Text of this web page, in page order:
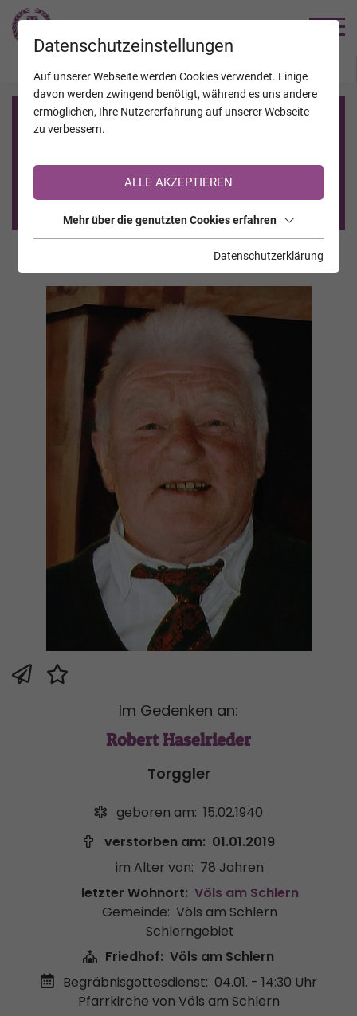
Registrierung auf TrauerHilfe.it
Sie sind noch nicht auf TrauerHilfe.it registriert?
>> zur kostenlosen Registrierung <<
Im Gedenken an:
Robert Haselrieder
Torggler
geboren am: 15.02.1940
verstorben am: 01.01.2019
im Alter von: 78 Jahren
letzter Wohnort: Völs am Schlern
Gemeinde: Völs am Schlern
Schlerngebiet
Friedhof: Völs am Schlern
Begräbnisgottesdienst: 04.01. - 14:30 Uhr
Pfarrkirche von Völs am Schlern
Datenschutzeinstellungen
Auf unserer Webseite werden Cookies verwendet. Einige
davon werden zwingend benötigt, während es uns andere
ermöglichen, Ihre Nutzererfahrung auf unserer Webseite
zu verbessern.
ALLE AKZEPTIEREN
Mehr über die genutzten Cookies erfahren
Datenschutzerklärung
JAHRESTAGE KALENDER VERSTORBENE